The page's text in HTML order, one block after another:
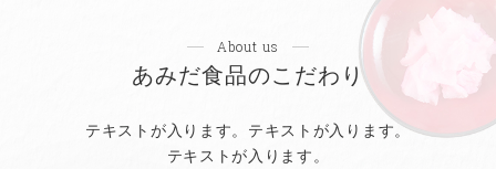
About us
あみだ食品のこだわり
テキストが入ります。テキストが入ります。
テキストが入ります。